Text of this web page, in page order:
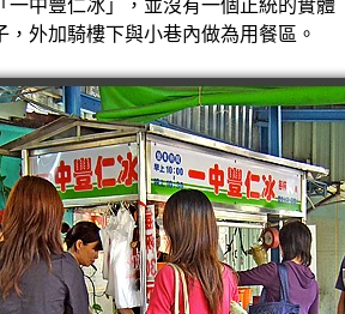
一中豐仁冰」，並沒有一個正統的實體
，外加騎樓下與小巷內做為用餐區。